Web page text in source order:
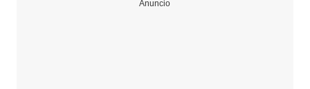
Anuncio